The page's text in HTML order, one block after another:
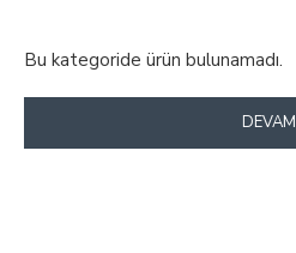
Bu kategoride ürün bulunamadı.
DEVAM